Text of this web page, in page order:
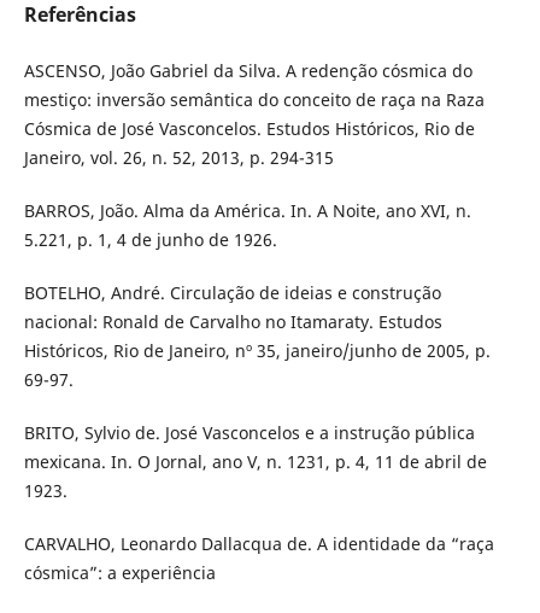
Referências
ASCENSO, João Gabriel da Silva. A redenção cósmica do
mestiço: inversão semântica do conceito de raça na Raza
Cósmica de José Vasconcelos. Estudos Históricos, Rio de
Janeiro, vol. 26, n. 52, 2013, p. 294-315
BARROS, João. Alma da América. In. A Noite, ano XVI, n.
5.221, p. 1, 4 de junho de 1926.
BOTELHO, André. Circulação de ideias e construção
nacional: Ronald de Carvalho no Itamaraty. Estudos
Históricos, Rio de Janeiro, nº 35, janeiro/junho de 2005, p.
69-97.
BRITO, Sylvio de. José Vasconcelos e a instrução pública
mexicana. In. O Jornal, ano V, n. 1231, p. 4, 11 de abril de
1923.
CARVALHO, Leonardo Dallacqua de. A identidade da “raça
cósmica”: a experiência